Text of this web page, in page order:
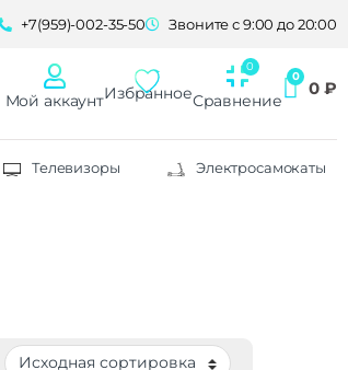
+7(959)-002-35-50 Звоните с 9:00 до 20:00
Мой аккаунтИзбранноеСравнение
0 ₽
Телевизоры Электросамокаты